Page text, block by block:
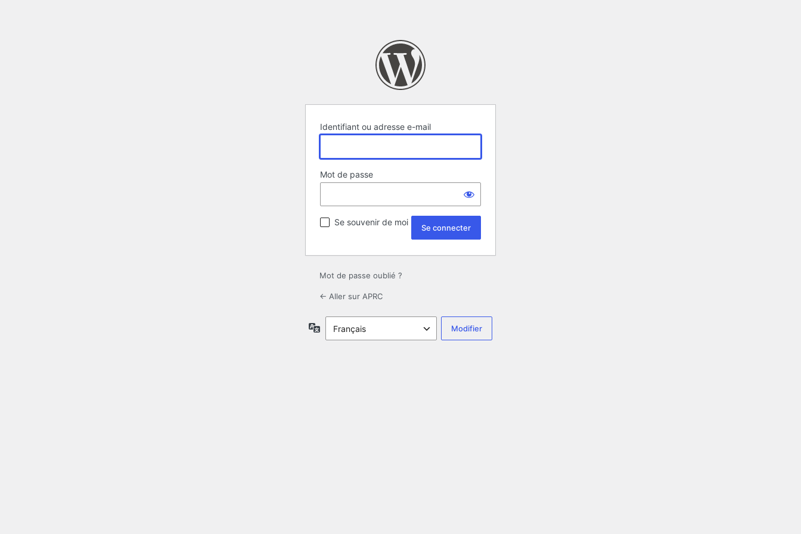
Identifiant ou adresse e-mail
Mot de passe
Se souvenir de moi
Mot de passe oublié ?
← Aller sur APRC
Langue